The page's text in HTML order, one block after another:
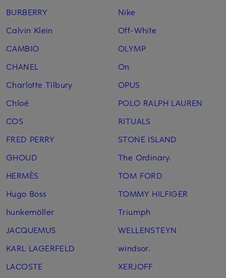
BURBERRY
Calvin Klein
CAMBIO
CHANEL
Charlotte Tilbury
Chloé
COS
FRED PERRY
GHOUD
HERMÈS
Hugo Boss
hunkemöller
JACQUEMUS
KARL LAGERFELD
LACOSTE
Nike
Off-White
OLYMP
On
OPUS
POLO RALPH LAUREN
RITUALS
STONE ISLAND
The Ordinary.
TOM FORD
TOMMY HILFIGER
Triumph
WELLENSTEYN
windsor.
XERJOFF